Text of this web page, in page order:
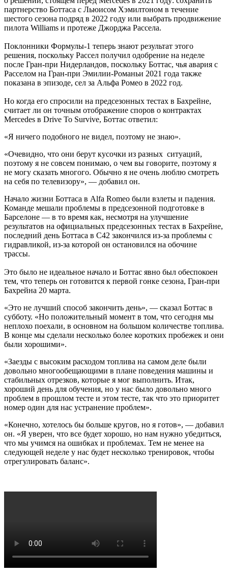
партнерство Боттаса с Льюисом Хэмилтоном в течение
шестого сезона подряд в 2022 году или выбрать продвижение
пилота Williams и протеже Джорджа Рассела.
Поклонники Формулы-1 теперь знают результат этого
решения, поскольку Рассел получил одобрение на неделе
после Гран-при Нидерландов, поскольку Боттас, чья авария с
Расселом на Гран-при Эмилии-Романьи 2021 года также
показана в эпизоде, сел за Альфа Ромео в 2022 год.
Но когда его спросили на предсезонных тестах в Бахрейне,
считает ли он точным отображение споров о контрактах
Mercedes в Drive To Survive, Боттас ответил:
«Я ничего подобного не видел, поэтому не знаю».
«Очевидно, что они берут кусочки из разных ситуаций,
поэтому я не совсем понимаю, о чем вы говорите, поэтому я
не могу сказать многого. Обычно я не очень люблю смотреть
на себя по телевизору», — добавил он.
Начало жизни Боттаса в Alfa Romeo были взлеты и падения.
Команде мешали проблемы в предсезонной подготовке в
Барселоне — в то время как, несмотря на улучшение
результатов на официальных предсезонных тестах в Бахрейне,
последний день Боттаса в C42 закончился из-за проблемы с
гидравликой, из-за которой он остановился на обочине
трассы.
Это было не идеальное начало и Боттас явно был обеспокоен
тем, что теперь он готовится к первой гонке сезона, Гран-при
Бахрейна 20 марта.
«Это не лучший способ закончить день», — сказал Боттас в
субботу. «Но положительный момент в том, что сегодня мы
неплохо поехали, в основном на большом количестве топлива.
В конце мы сделали несколько более коротких пробежек и они
были хорошими».
«Заезды с высоким расходом топлива на самом деле были
довольно многообещающими в плане поведения машины и
стабильных отрезков, которые я мог выполнить. Итак,
хороший день для обучения, но у нас было довольно много
проблем в прошлом тесте и этом тесте, так что это приоритет
номер один для нас устранение проблем».
«Конечно, хотелось бы больше кругов, но я готов», — добавил
он. «Я уверен, что все будет хорошо, но нам нужно убедиться,
что мы учимся на ошибках и проблемах. Тем не менее на
следующей неделе у нас будет несколько тренировок, чтобы
отрегулировать баланс».